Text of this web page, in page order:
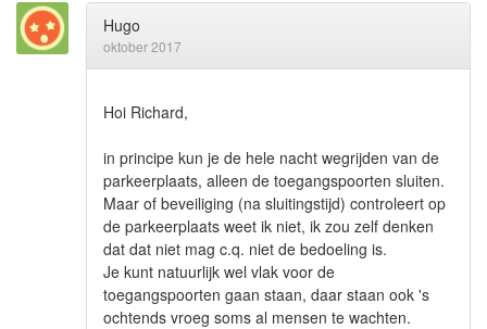
Hugo
oktober 2017
Hoi Richard,
in principe kun je de hele nacht wegrijden van de
parkeerplaats, alleen de toegangspoorten sluiten.
Maar of beveiliging (na sluitingstijd) controleert op
de parkeerplaats weet ik niet, ik zou zelf denken
dat dat niet mag c.q. niet de bedoeling is.
Je kunt natuurlijk wel vlak voor de
toegangspoorten gaan staan, daar staan ook 's
ochtends vroeg soms al mensen te wachten.